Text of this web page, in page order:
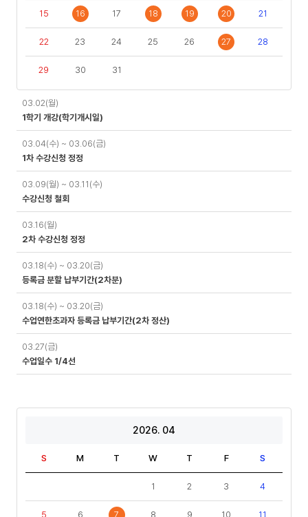
15 16 17 18 19 20 21
22 23 24 25 26 27 28
29 30 31
03.02(월)
1학기 개강(학기개시일)
03.04(수) ~ 03.06(금)
1차 수강신청 정정
03.09(월) ~ 03.11(수)
수강신청 철회
03.16(월)
2차 수강신청 정정
03.18(수) ~ 03.20(금)
등록금 분할 납부기간(2차분)
03.18(수) ~ 03.20(금)
수업연한초과자 등록금 납부기간(2차 정산)
03.27(금)
수업일수 1/4선
2026. 04
S M T W T F S
1 2 3 4
5 6 7 8 9 10 11